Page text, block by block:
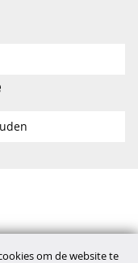
om de website te